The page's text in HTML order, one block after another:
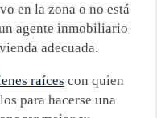
en la zona o no está
agente inmobiliario
adecuada.
raíces con quien
para hacerse una